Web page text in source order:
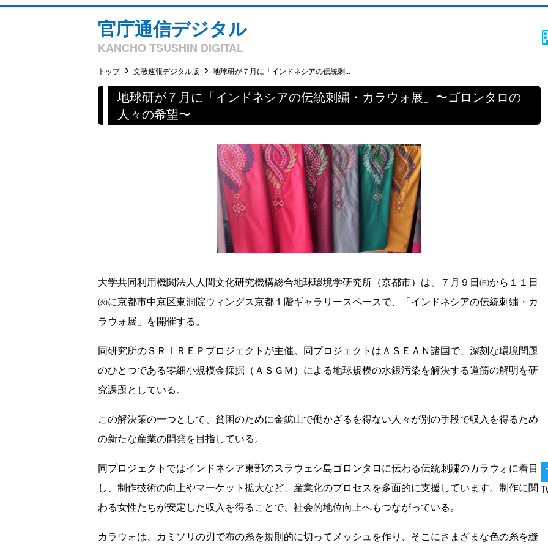
官庁通信デジタル
KANCHO TSUSHIN DIGITAL
トップ 文教速報デジタル版 地球研が７月に「インドネシアの伝統刺...
地球研が７月に「インドネシアの伝統刺繍・カラウォ展」〜ゴロンタロの
人々の希望〜
大学共同利用機関法人人間文化研究機構総合地球環境学研究所（京都市）は、７月９日㈰から１１日
㈫に京都市中京区東洞院ウィングス京都１階ギャラリースペースで、「インドネシアの伝統刺繍・カ
ラウォ展」を開催する。
同研究所のＳＲＩＲＥＰプロジェクトが主催。同プロジェクトはＡＳＥＡＮ諸国で、深刻な環境問題
のひとつである零細小規模金採掘（ＡＳＧＭ）による地球規模の水銀汚染を解決する道筋の解明を研
究課題としている。
この解決策の一つとして、貧困のために金鉱山で働かざるを得ない人々が別の手段で収入を得るため
の新たな産業の開発を目指している。
同プロジェクトではインドネシア東部のスラウェシ島ゴロンタロに伝わる伝統刺繍のカラウォに着目
し、制作技術の向上やマーケット拡大など、産業化のプロセスを多面的に支援しています。制作に関
わる女性たちが安定した収入を得ることで、社会的地位向上へもつながっている。
カラウォは、カミソリの刃で布の糸を規則的に切ってメッシュを作り、そこにさまざまな色の糸を縫